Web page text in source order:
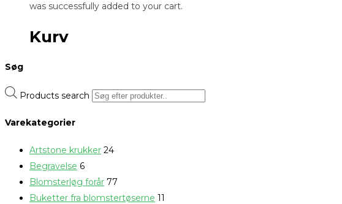
was successfully added to your cart.
Kurv
Søg
Products search
Varekategorier
Artstone krukker 24
Begravelse 6
Blomsterløg forår 77
Buketter fra blomstertøserne 11